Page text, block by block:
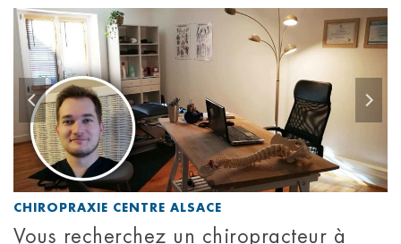
CHIROPRAXIE CENTRE ALSACE
Vous recherchez un chiropracteur à